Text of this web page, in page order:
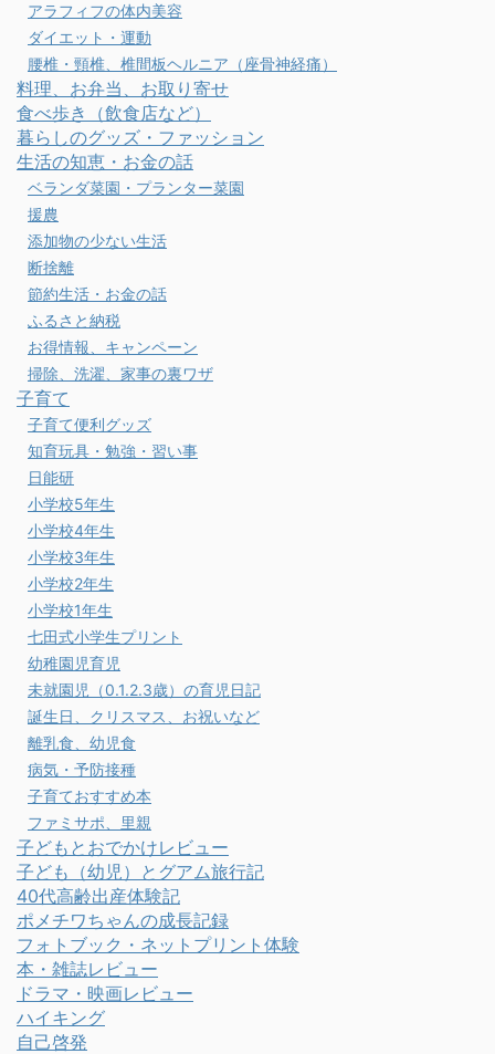
アラフィフの体内美容
ダイエット・運動
腰椎・頸椎、椎間板ヘルニア（座骨神経痛）
料理、お弁当、お取り寄せ
食べ歩き（飲食店など）
暮らしのグッズ・ファッション
生活の知恵・お金の話
ベランダ菜園・プランター菜園
援農
添加物の少ない生活
断捨離
節約生活・お金の話
ふるさと納税
お得情報、キャンペーン
掃除、洗濯、家事の裏ワザ
子育て
子育て便利グッズ
知育玩具・勉強・習い事
日能研
小学校5年生
小学校4年生
小学校3年生
小学校2年生
小学校1年生
七田式小学生プリント
幼稚園児育児
未就園児（0.1.2.3歳）の育児日記
誕生日、クリスマス、お祝いなど
離乳食、幼児食
病気・予防接種
子育ておすすめ本
ファミサポ、里親
子どもとおでかけレビュー
子ども（幼児）とグアム旅行記
40代高齢出産体験記
ポメチワちゃんの成長記録
フォトブック・ネットプリント体験
本・雑誌レビュー
ドラマ・映画レビュー
ハイキング
自己啓発